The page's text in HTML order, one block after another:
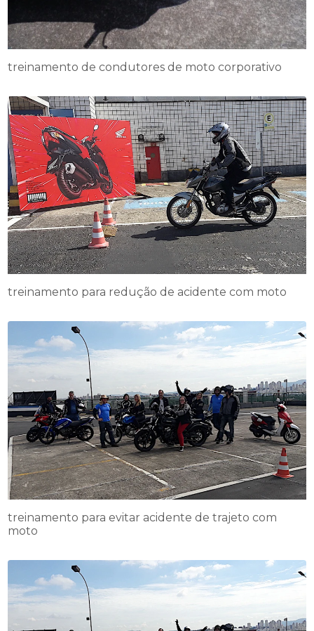
treinamento de condutores de moto corporativo
treinamento para redução de acidente com moto
treinamento para evitar acidente de trajeto com
moto